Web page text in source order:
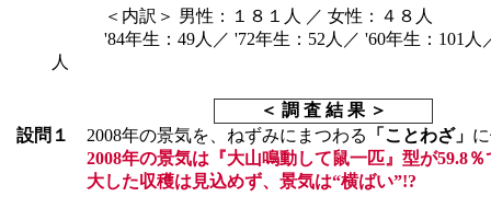
＜内訳＞ 男性：１８１人 ／ 女性：４８人
'84年生：49人／ '72年生：52人／ '60年生：101人
人
＜ 調 査 結 果 ＞
設問１
2008年の景気を、ねずみにまつわる 「ことわざ」
2008年の景気は『大山鳴動して鼠一匹』型が59.8
大した収穫は見込めず、景気は“横ばい”!?